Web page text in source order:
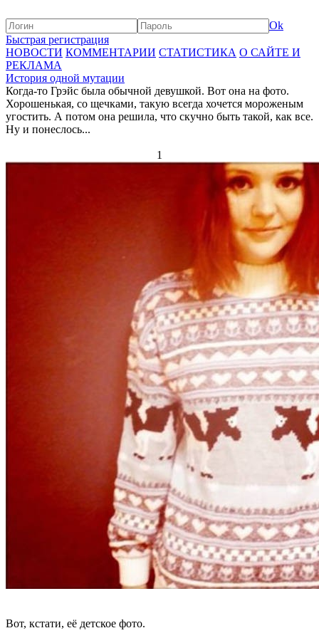
Ok
Быстрая регистрация
НОВОСТИ КОММЕНТАРИИ СТАТИСТИКА О САЙТЕ И
РЕКЛАМА
История одной мутации
Когда-то Грэйс была обычной девушкой. Вот она на фото.
Хорошенькая, со щечками, такую всегда хочется мороженым
угостить. А потом она решила, что скучно быть такой, как все.
Ну и понеслось...
1
Вот, кстати, её детское фото.